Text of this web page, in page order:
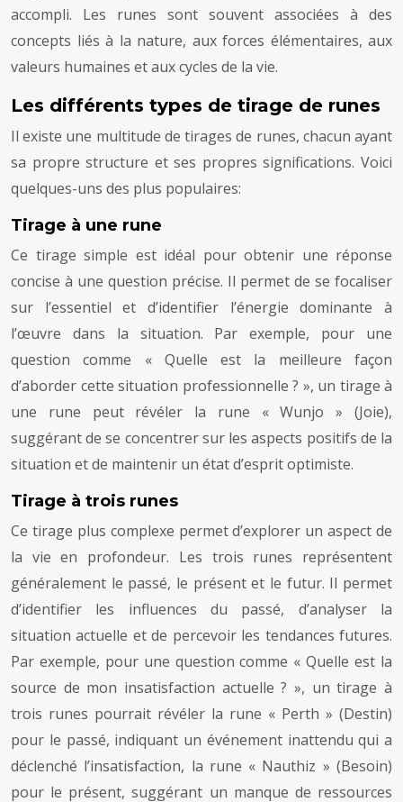
accompli. Les runes sont souvent associées à des
concepts liés à la nature, aux forces élémentaires, aux
valeurs humaines et aux cycles de la vie.
Les différents types de tirage de runes
Il existe une multitude de tirages de runes, chacun ayant
sa propre structure et ses propres significations. Voici
quelques-uns des plus populaires:
Tirage à une rune
Ce tirage simple est idéal pour obtenir une réponse
concise à une question précise. Il permet de se focaliser
sur l’essentiel et d’identifier l’énergie dominante à
l’œuvre dans la situation. Par exemple, pour une
question comme « Quelle est la meilleure façon
d’aborder cette situation professionnelle ? », un tirage à
une rune peut révéler la rune « Wunjo » (Joie),
suggérant de se concentrer sur les aspects positifs de la
situation et de maintenir un état d’esprit optimiste.
Tirage à trois runes
Ce tirage plus complexe permet d’explorer un aspect de
la vie en profondeur. Les trois runes représentent
généralement le passé, le présent et le futur. Il permet
d’identifier les influences du passé, d’analyser la
situation actuelle et de percevoir les tendances futures.
Par exemple, pour une question comme « Quelle est la
source de mon insatisfaction actuelle ? », un tirage à
trois runes pourrait révéler la rune « Perth » (Destin)
pour le passé, indiquant un événement inattendu qui a
déclenché l’insatisfaction, la rune « Nauthiz » (Besoin)
pour le présent, suggérant un manque de ressources